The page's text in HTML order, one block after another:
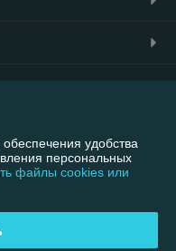
7007"
удобства
персональных
файлы cookies или